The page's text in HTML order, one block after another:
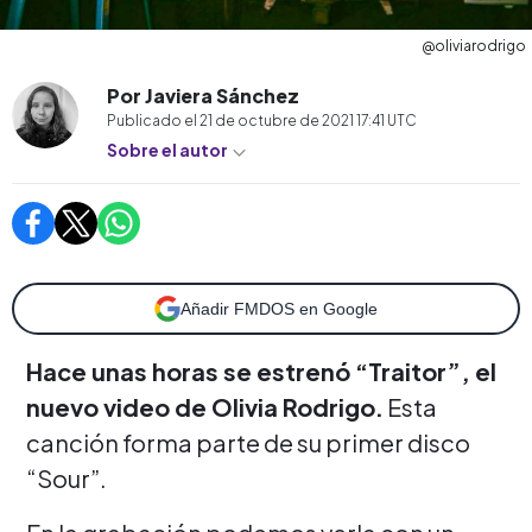
@oliviarodrigo
Por Javiera Sánchez
Publicado el 21 de octubre de 2021 17:41 UTC
Sobre el autor
Añadir FMDOS en Google
Hace unas horas se estrenó “Traitor”, el
nuevo video de Olivia Rodrigo. Esta
canción forma parte de su primer disco
“Sour”.